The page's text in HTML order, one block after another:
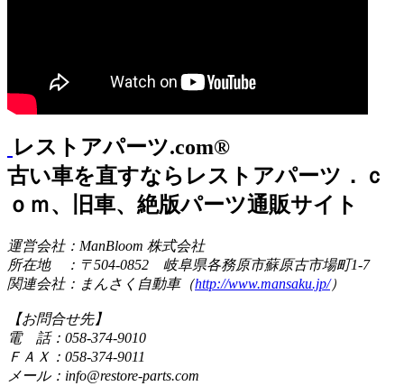
レストアパーツ.com®
古い車を直すならレストアパーツ．ｃ
ｏｍ、旧車、絶版パーツ通販サイト
運営会社：ManBloom 株式会社
所在地 ：〒504-0852 岐阜県各務原市蘇原古市場町1-7
関連会社：まんさく自動車（http://www.mansaku.jp/）
【お問合せ先】
電 話：058-374-9010
ＦＡＸ：058-374-9011
メール：info@restore-parts.com